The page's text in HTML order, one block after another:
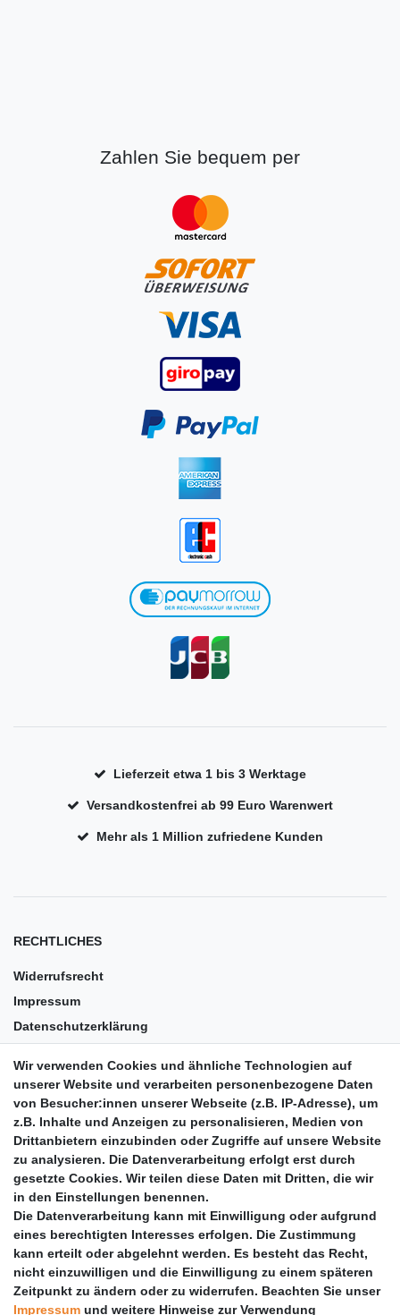
Zahlen Sie bequem per
Lieferzeit etwa 1 bis 3 Werktage
Versandkostenfrei ab 99 Euro Warenwert
Mehr als 1 Million zufriedene Kunden
RECHTLICHES
Widerrufsrecht
Impressum
Datenschutzerklärung
Barrierefreiheit
Anleitungen
Vertrag widerrufen
PARTNER
DHL
GLS
PaketPLUS
Wir verwenden Cookies und ähnliche Technologien auf
unserer Website und verarbeiten personenbezogene Daten
von Besucher:innen unserer Webseite (z.B. IP-Adresse), um
z.B. Inhalte und Anzeigen zu personalisieren, Medien von
Drittanbietern einzubinden oder Zugriffe auf unsere Website
zu analysieren. Die Datenverarbeitung erfolgt erst durch
gesetzte Cookies. Wir teilen diese Daten mit Dritten, die wir
in den Einstellungen benennen.
Die Datenverarbeitung kann mit Einwilligung oder aufgrund
eines berechtigten Interesses erfolgen. Die Zustimmung
kann erteilt oder abgelehnt werden. Es besteht das Recht,
nicht einzuwilligen und die Einwilligung zu einem späteren
Zeitpunkt zu ändern oder zu widerrufen. Beachten Sie unser
Impressum und weitere Hinweise zur Verwendung